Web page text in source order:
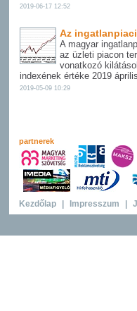
2019-06-17 12:52
Az
A magyar
az üzleti piacon
vonatkozó
indexének értéke 2019
2019-05-09 10:29
partnerek
Kezdőlap Impresszum